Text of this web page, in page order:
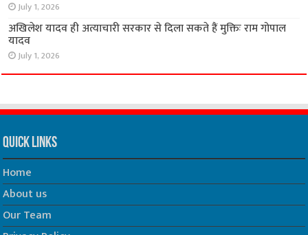
July 1, 2026
अखिलेश यादव ही अत्याचारी सरकार से दिला सकते हैं मुक्तिः राम गोपाल
यादव
July 1, 2026
Quick Links
Home
About us
Our Team